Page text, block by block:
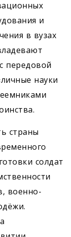
и
в вузах
передовой
науки
страны
солдат
военно-